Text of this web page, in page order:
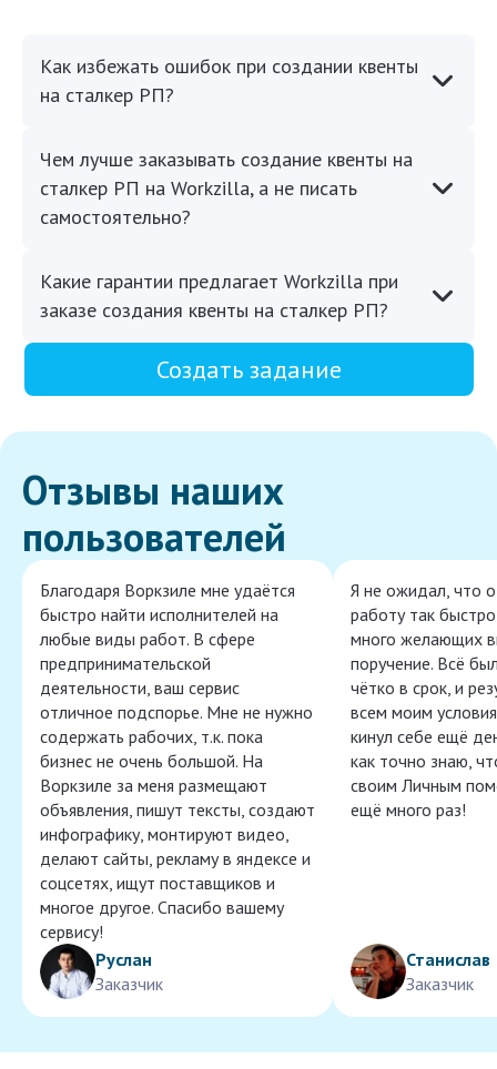
Как избежать ошибок при создании квенты
на сталкер РП?
Чем лучше заказывать создание квенты на
сталкер РП на Workzilla, а не писать
самостоятельно?
Какие гарантии предлагает Workzilla при
заказе создания квенты на сталкер РП?
Создать задание
Отзывы наших
пользователей
Благодаря Воркзиле мне удаётся
быстро найти исполнителей на
любые виды работ. В сфере
предпринимательской
деятельности, ваш сервис
отличное подспорье. Мне не нужно
содержать рабочих, т.к. пока
бизнес не очень большой. На
Воркзиле за меня размещают
объявления, пишут тексты, создают
инфографику, монтируют видео,
делают сайты, рекламу в яндексе и
соцсетях, ищут поставщиков и
многое другое. Спасибо вашему
сервису!
Руслан
Заказчик
Я не ожидал, что
работу так
много желающих
поручение. Всё
чётко в срок, и
всем моим
кинул себе ещё
как точно знаю,
своим Личным
ещё много раз!
Станислав
Заказчик